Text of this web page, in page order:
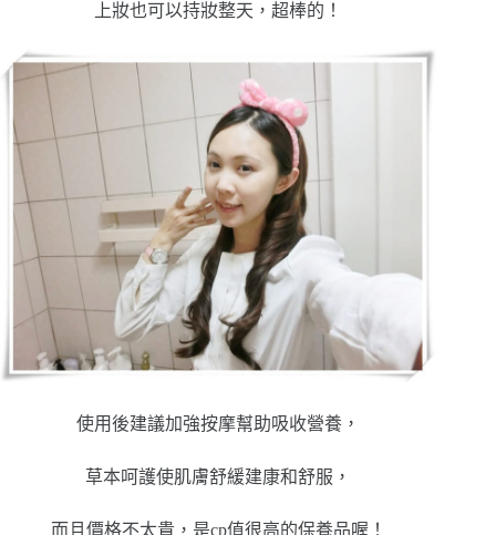
上妝也可以持妝整天，超棒的！
使用後建議加強按摩幫助吸收營養，
草本呵護使肌膚舒緩建康和舒服，
而且價格不太貴，是cp值很高的保養品喔！